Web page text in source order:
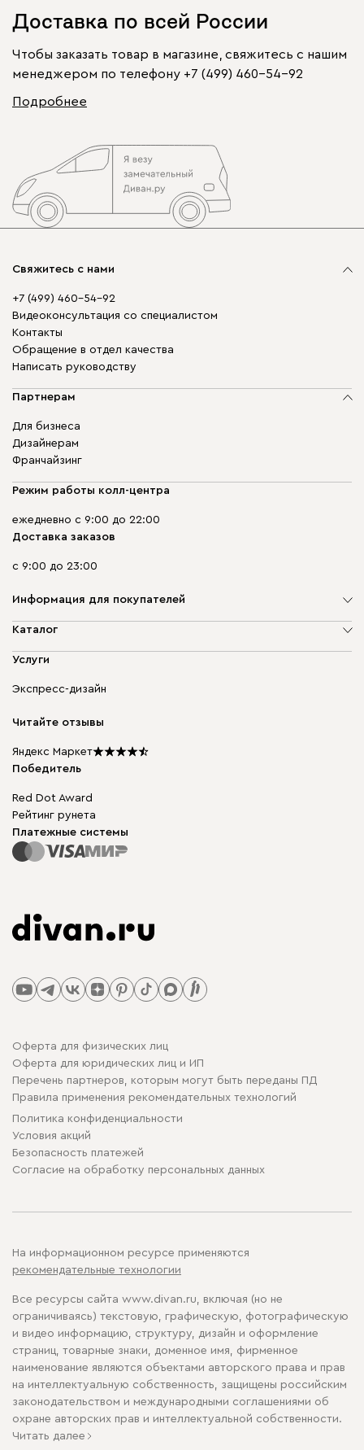
Доставка по всей России
Чтобы заказать товар в магазине, свяжитесь с нашим
менеджером по телефону +7 (499) 460-54-92
Подробнее
Свяжитесь с нами
+7 (499) 460-54-92
Видеоконсультация со специалистом
Контакты
Обращение в отдел качества
Написать руководству
Партнерам
Для бизнеса
Дизайнерам
Франчайзинг
Режим работы колл-центра
ежедневно с 9:00 до 22:00
Доставка заказов
с 9:00 до 23:00
Информация для покупателей
О компании
Доставка и оплата
диван.клуб
Подарочные сертификаты
Мы в прессе
Каталог
Мягкая мебель
Бескаркасная мебель
Столы и стулья
Услуги
Экспресс-дизайн
Читайте отзывы
Яндекс Маркет
Победитель
Red Dot Award
Рейтинг рунета
Платежные системы
Оферта для физических лиц
Оферта для юридических лиц и ИП
Перечень партнеров, которым могут быть переданы ПД
Правила применения рекомендательных технологий
Политика конфиденциальности
Условия акций
Безопасность платежей
Cогласие на обработку персональных данных
На информационном ресурсе применяются
рекомендательные технологии
Все ресурсы сайта www.divan.ru, включая (но не
ограничиваясь) текстовую, графическую, фотографическую
и видео информацию, структуру, дизайн и оформление
страниц, товарные знаки, доменное имя, фирменное
наименование являются объектами авторского права и прав
на интеллектуальную собственность, защищены российским
законодательством и международными соглашениями об
охране авторских прав и интеллектуальной собственности.
Читать далее